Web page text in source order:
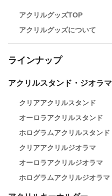
アクリルグッズTOP
アクリルグッズについて
ラインナップ
アクリルスタンド・ジオラマ
クリアアクリルスタンド
オーロラアクリルスタンド
ホログラムアクリルスタンド
クリアアクリルジオラマ
オーロラアクリルジオラマ
ホログラムアクリルジオラマ